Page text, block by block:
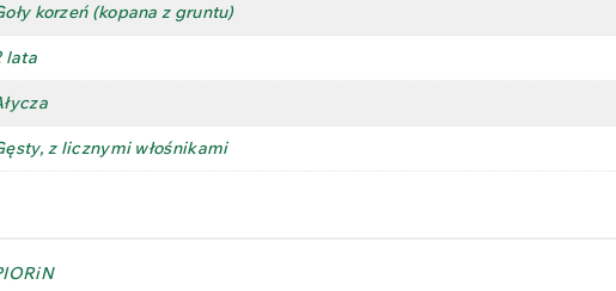
korzeń (kopana z gruntu)
lata
z licznymi włośnikami